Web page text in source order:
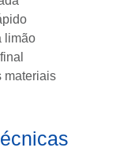
limão
materiais